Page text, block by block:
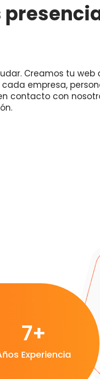
Creamos tu web
empresa,
contacto con
Experiencia
7+